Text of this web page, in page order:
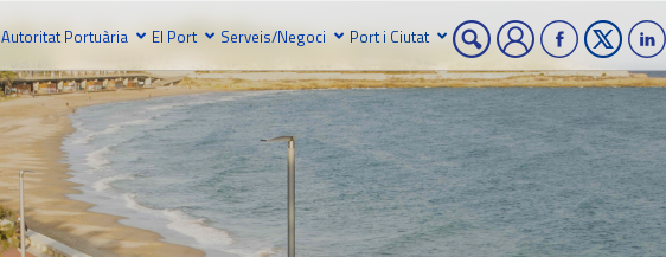
Autoritat Portuària El Port Serveis/Negoci Port i Ciutat